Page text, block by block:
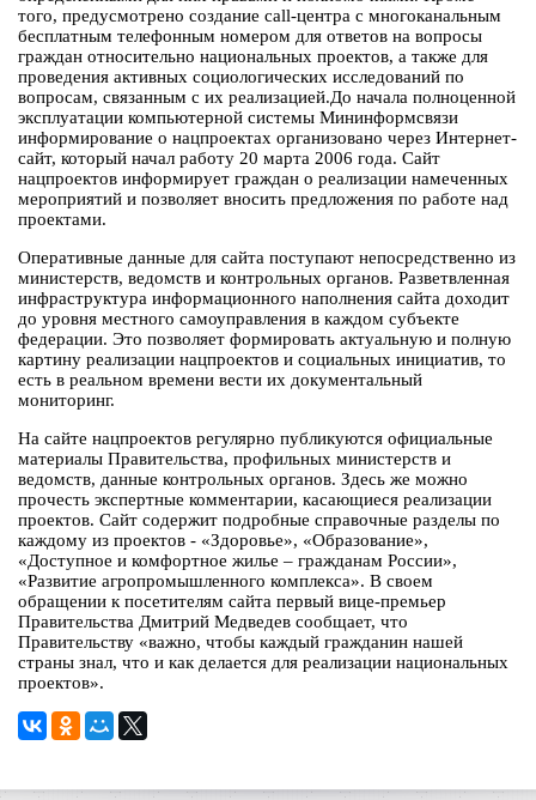
того, предусмотрено создание call-центра с многоканальным
бесплатным телефонным номером для ответов на вопросы
граждан относительно национальных проектов, а также для
проведения активных социологических исследований по
вопросам, связанным с их реализацией.До начала полноценной
эксплуатации компьютерной системы Мининформсвязи
информирование о нацпроектах организовано через Интернет-
сайт, который начал работу 20 марта 2006 года. Сайт
нацпроектов информирует граждан о реализации намеченных
мероприятий и позволяет вносить предложения по работе над
проектами.
Оперативные данные для сайта поступают непосредственно из
министерств, ведомств и контрольных органов. Разветвленная
инфраструктура информационного наполнения сайта доходит
до уровня местного самоуправления в каждом субъекте
федерации. Это позволяет формировать актуальную и полную
картину реализации нацпроектов и социальных инициатив, то
есть в реальном времени вести их документальный
мониторинг.
На сайте нацпроектов регулярно публикуются официальные
материалы Правительства, профильных министерств и
ведомств, данные контрольных органов. Здесь же можно
прочесть экспертные комментарии, касающиеся реализации
проектов. Сайт содержит подробные справочные разделы по
каждому из проектов - «Здоровье», «Образование»,
«Доступное и комфортное жилье – гражданам России»,
«Развитие агропромышленного комплекса». В своем
обращении к посетителям сайта первый вице-премьер
Правительства Дмитрий Медведев сообщает, что
Правительству «важно, чтобы каждый гражданин нашей
страны знал, что и как делается для реализации национальных
проектов».